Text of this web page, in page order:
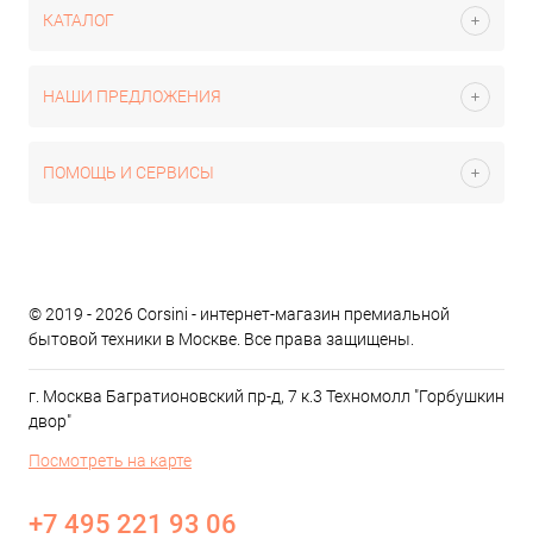
КАТАЛОГ
НАШИ ПРЕДЛОЖЕНИЯ
ПОМОЩЬ И СЕРВИСЫ
© 2019 - 2026 Corsini - интернет-магазин премиальной
бытовой техники в Москве. Все права защищены.
г. Москва Багратионовский пр-д, 7 к.3 Техномолл "Горбушкин
двор"
Посмотреть на карте
+7 495 221 93 06